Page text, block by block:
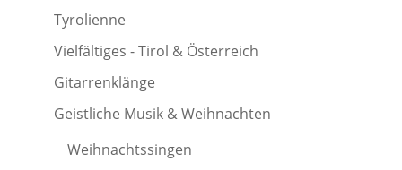
Tyrolienne
Vielfältiges - Tirol & Österreich
Gitarrenklänge
Geistliche Musik & Weihnachten
Weihnachtssingen